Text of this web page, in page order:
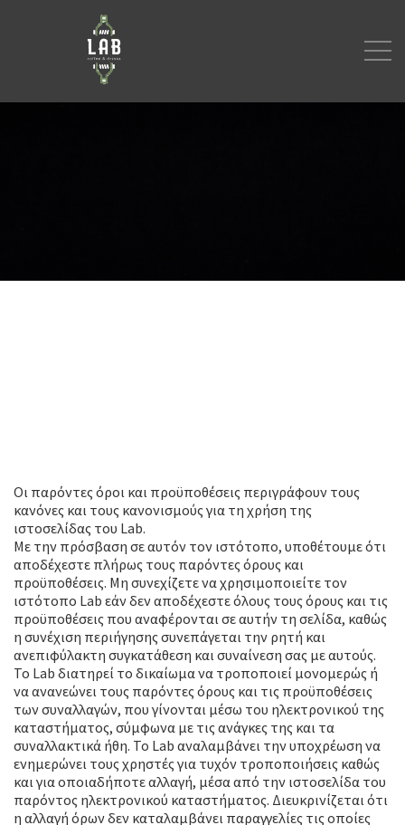
Οι παρόντες όροι και προϋποθέσεις περιγράφουν τους
κανόνες και τους κανονισμούς για τη χρήση της
ιστοσελίδας του Lab.
Με την πρόσβαση σε αυτόν τον ιστότοπο, υποθέτουμε ότι
αποδέχεστε πλήρως τους παρόντες όρους και
προϋποθέσεις. Μη συνεχίζετε να χρησιμοποιείτε τον
ιστότοπο Lab εάν δεν αποδέχεστε όλους τους όρους και τις
προϋποθέσεις που αναφέρονται σε αυτήν τη σελίδα, καθώς
η συνέχιση περιήγησης συνεπάγεται την ρητή και
ανεπιφύλακτη συγκατάθεση και συναίνεση σας με αυτούς.
Το Lab διατηρεί το δικαίωμα να τροποποιεί μονομερώς ή
να ανανεώνει τους παρόντες όρους και τις προϋποθέσεις
των συναλλαγών, που γίνονται μέσω του ηλεκτρονικού της
καταστήματος, σύμφωνα με τις ανάγκες της και τα
συναλλακτικά ήθη. Το Lab αναλαμβάνει την υποχρέωση να
ενημερώνει τους χρηστές για τυχόν τροποποιήσεις καθώς
και για οποιαδήποτε αλλαγή, μέσα από την ιστοσελίδα του
παρόντος ηλεκτρονικού καταστήματος. Διευκρινίζεται ότι
η αλλαγή όρων δεν καταλαμβάνει παραγγελίες τις οποίες